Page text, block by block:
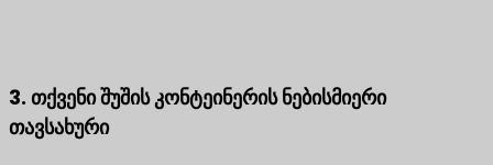
3. თქვენი შუშის კონტეინერის ნებისმიერი
თავსახური